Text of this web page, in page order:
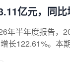
亿元，同
年半年度报告，
长122.61%。本